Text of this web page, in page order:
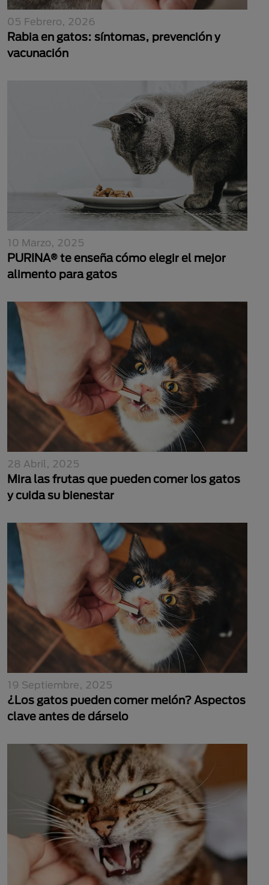
05 Febrero, 2026
Rabia en gatos: síntomas, prevención y
vacunación
10 Marzo, 2025
PURINA® te enseña cómo elegir el mejor
alimento para gatos
28 Abril, 2025
Mira las frutas que pueden comer los gatos
y cuida su bienestar
19 Septiembre, 2025
¿Los gatos pueden comer melón? Aspectos
clave antes de dárselo